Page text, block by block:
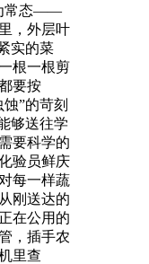
常态——
，外层叶
实的菜
根一根剪
要按
”的苛刻
够送往学
要科学的
验员鲜庆
每一样蔬
刚送达的
在公用的
，插手农
里查